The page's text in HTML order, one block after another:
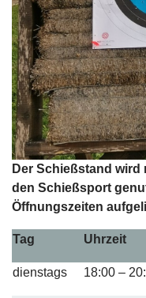
Der Schießstand
den Schießsport
Öffnungszeiten
Tag Uhrzeit
dienstags 18:00 –